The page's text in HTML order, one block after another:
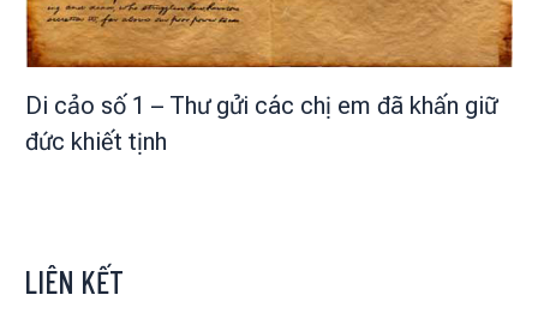
Di cảo số 1 – Thư gửi các chị em đã khấn giữ
đức khiết tịnh
LIÊN KẾT